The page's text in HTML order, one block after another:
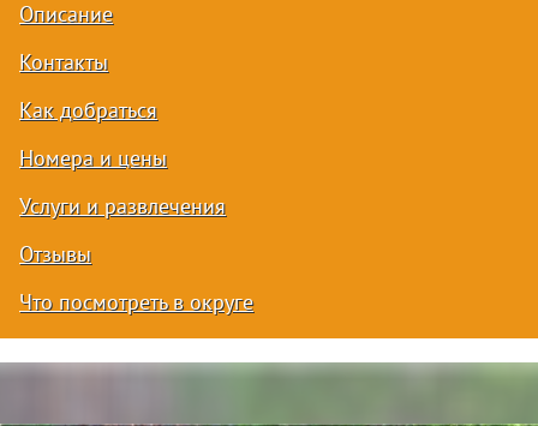
Описание
Контакты
Как добраться
Номера и цены
Услуги и развлечения
Отзывы
Что посмотреть в округе